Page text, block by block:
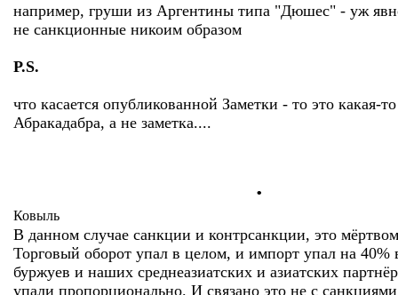
например, груши из Аргентины типа "Дюшес" - уж
не санкционные никоим образом
P.S.
что касается опубликованной Заметки - то это
Абракадабра, а не заметка....
.
Ковыль
В данном случае санкции и контрсанкции, это
Торговый оборот упал в целом, и импорт упал на
буржуев и наших среднеазиатских и азиатских
упали пропорционально. И связано это не с